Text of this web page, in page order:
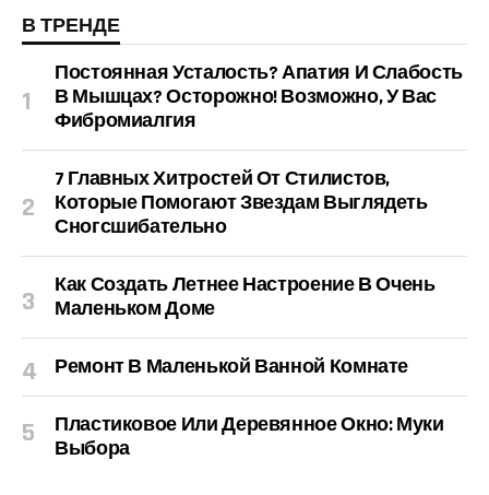
В ТРЕНДЕ
Постоянная Усталость? Апатия И Слабость
В Мышцах? Осторожно! Возможно, У Вас
Фибромиалгия
7 Главных Хитростей От Стилистов,
Которые Помогают Звездам Выглядеть
Сногсшибательно
Как Создать Летнее Настроение В Очень
Маленьком Доме
Ремонт В Маленькой Ванной Комнате
Пластиковое Или Деревянное Окно: Муки
Выбора